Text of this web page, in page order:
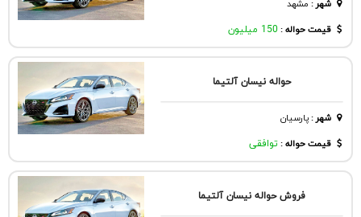
شهر: مشهد
قیمت حواله : 150 میلیون
حواله نیسان آلتیما
شهر:پارسيان
قیمت حواله : توافقی
فروش حواله نیسان آلتیما